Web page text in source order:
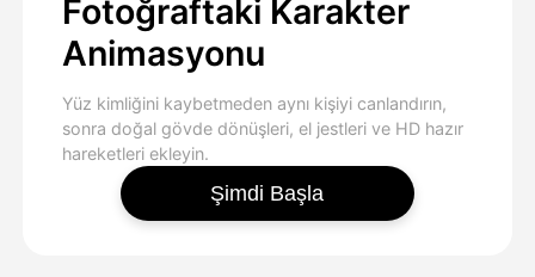
Fotoğraftaki Karakter
Animasyonu
Yüz kimliğini kaybetmeden aynı kişiyi canlandırın,
sonra doğal gövde dönüşleri, el jestleri ve HD hazır
hareketleri ekleyin.
Şimdi Başla